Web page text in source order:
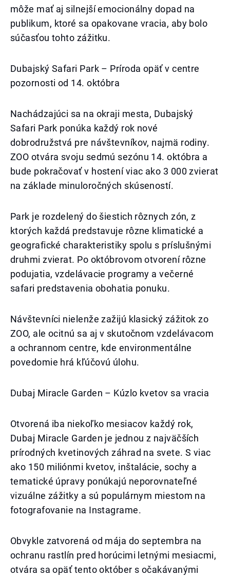
môže mať aj silnejší emocionálny dopad na
publikum, ktoré sa opakovane vracia, aby bolo
súčasťou tohto zážitku.
Dubajský Safari Park – Príroda opäť v centre
pozornosti od 14. októbra
Nachádzajúci sa na okraji mesta, Dubajský
Safari Park ponúka každý rok nové
dobrodružstvá pre návštevníkov, najmä rodiny.
ZOO otvára svoju sedmú sezónu 14. októbra a
bude pokračovať v hostení viac ako 3 000 zvierat
na základe minuloročných skúseností.
Park je rozdelený do šiestich rôznych zón, z
ktorých každá predstavuje rôzne klimatické a
geografické charakteristiky spolu s príslušnými
druhmi zvierat. Po októbrovom otvorení rôzne
podujatia, vzdelávacie programy a večerné
safari predstavenia obohatia ponuku.
Návštevníci nielenže zažijú klasický zážitok zo
ZOO, ale ocitnú sa aj v skutočnom vzdelávacom
a ochrannom centre, kde environmentálne
povedomie hrá kľúčovú úlohu.
Dubaj Miracle Garden – Kúzlo kvetov sa vracia
Otvorená iba niekoľko mesiacov každý rok,
Dubaj Miracle Garden je jednou z najväčších
prírodných kvetinových záhrad na svete. S viac
ako 150 miliónmi kvetov, inštalácie, sochy a
tematické úpravy ponúkajú neporovnateľné
vizuálne zážitky a sú populárnym miestom na
fotografovanie na Instagrame.
Obvykle zatvorená od mája do septembra na
ochranu rastlín pred horúcimi letnými mesiacmi,
otvára sa opäť tento október s očakávanými